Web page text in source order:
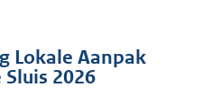
Lokale Aanpak
2026